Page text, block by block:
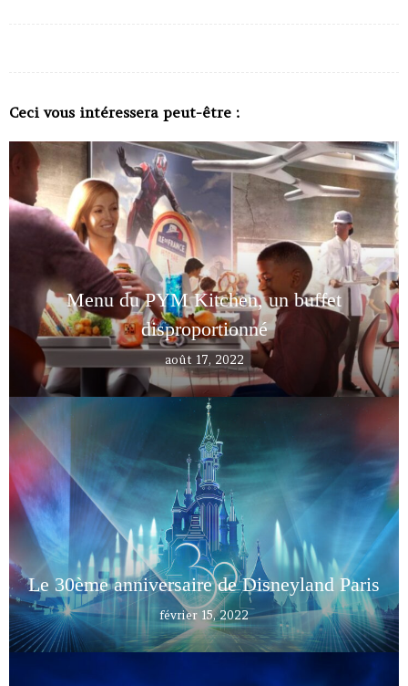
Ceci vous intéressera peut-être :
Menu du PYM Kitchen, un buffet
disproportionné
août 17, 2022
Le 30ème anniversaire de Disneyland Paris
février 15, 2022